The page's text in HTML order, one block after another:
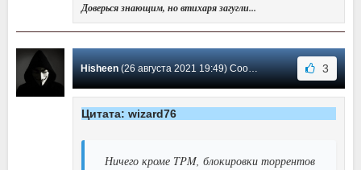
Доверься знающим, но втихаря загугли...
Hisheen(26 августа 2021 19:49) Сообщение #465 3
Цитата: wizard76
Ничего кроме TPM, блокировки торрентов